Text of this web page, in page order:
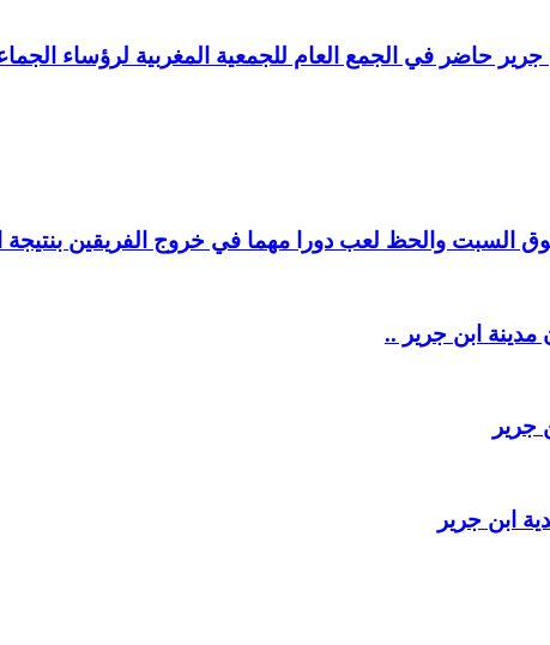
حاضر في الجمع العام للجمعية المغربية لرؤساء
والحظ لعب دورا مهما في خروج الفريقين بنتيجة
مدينة ابن جرير ..
جرير
ابن جرير